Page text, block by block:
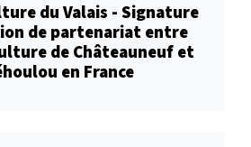
du Valais - Signature
de partenariat entre
de Châteauneuf et
en France